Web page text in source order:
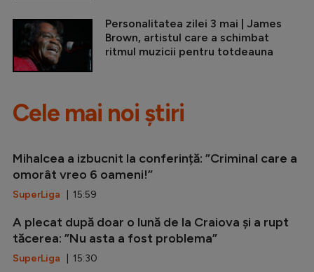
Personalitatea zilei 3 mai | James
Brown, artistul care a schimbat
ritmul muzicii pentru totdeauna
Cele mai noi știri
Mihalcea a izbucnit la conferință: ”Criminal care a
omorât vreo 6 oameni!”
SuperLiga | 15:59
A plecat după doar o lună de la Craiova și a rupt
tăcerea: ”Nu asta a fost problema”
SuperLiga | 15:30